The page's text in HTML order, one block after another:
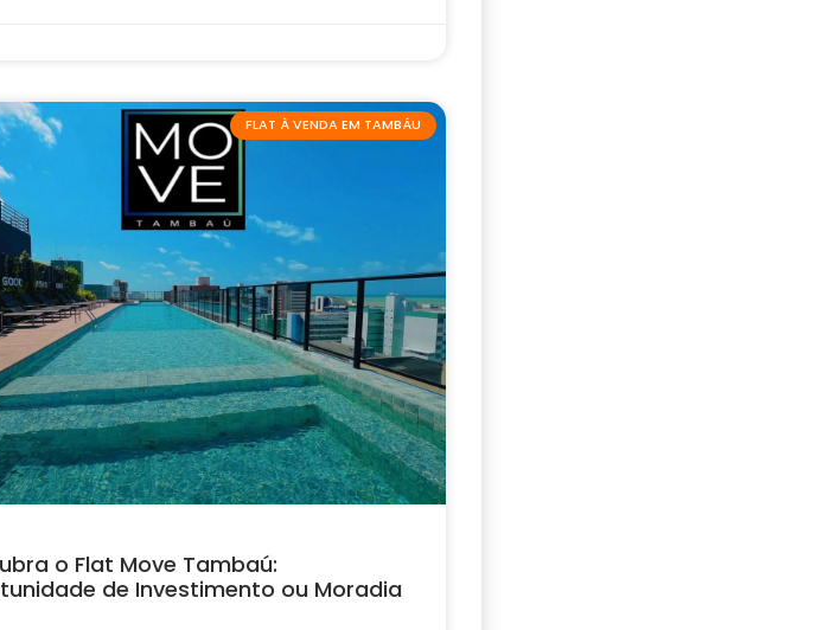
FLAT À VENDA EM TAMBÁU
o Flat Move Tambaú:
de Investimento ou Moradia